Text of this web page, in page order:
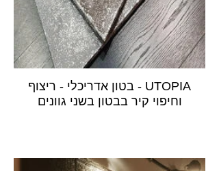
UTOPIA - בטון אדריכלי - ריצוף
וחיפוי קיר בבטון בשני גוונים